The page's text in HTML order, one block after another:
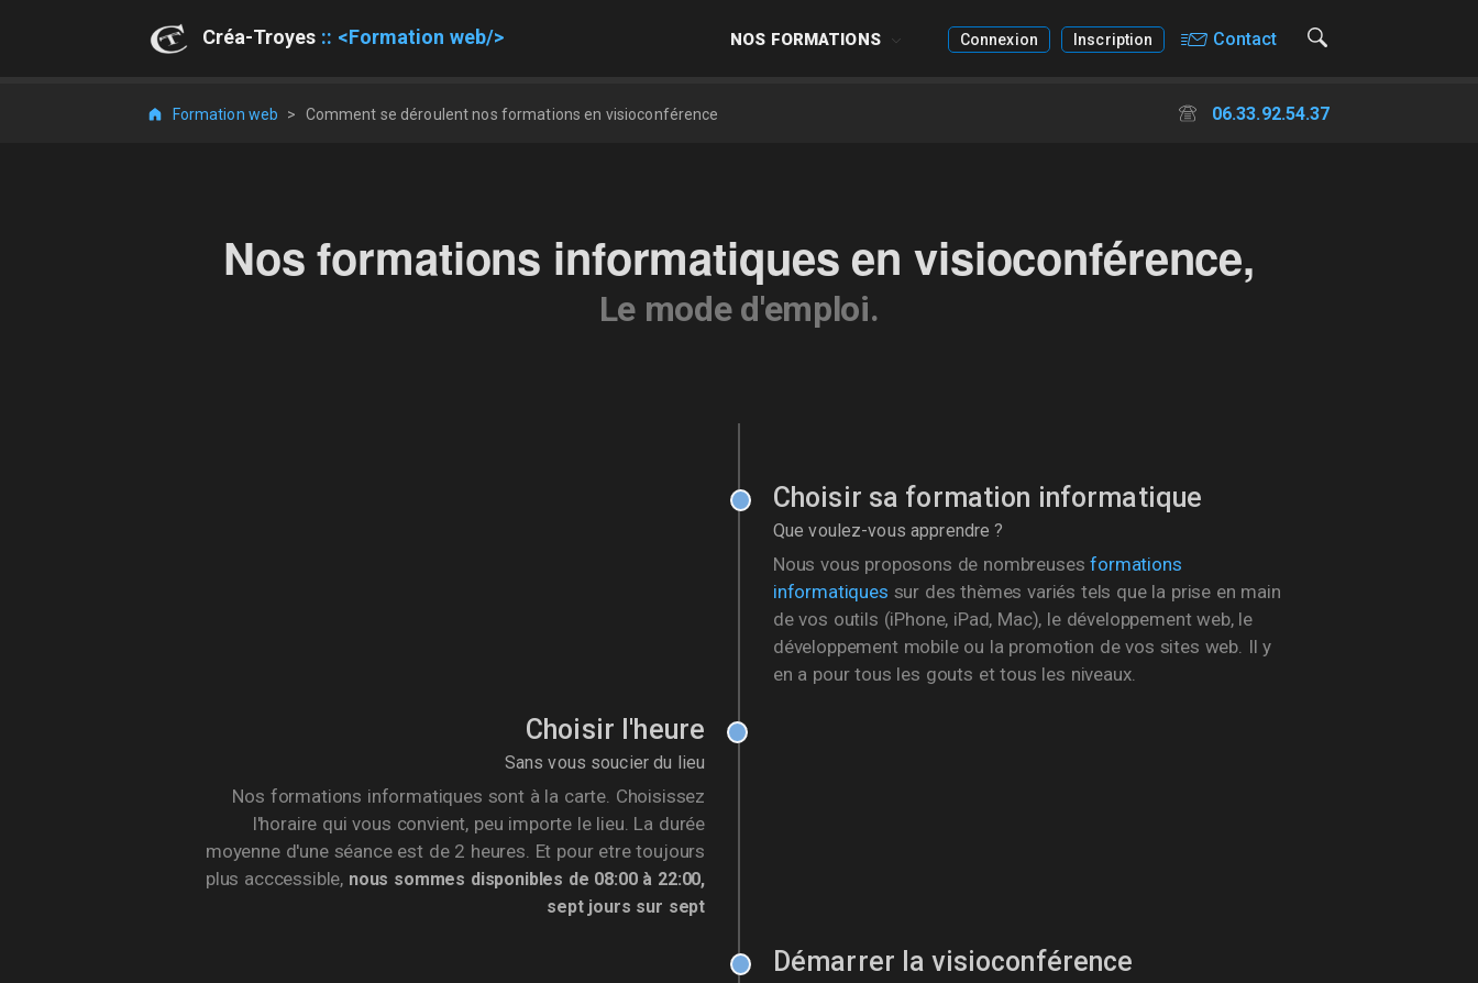
Créa-Troyes Formation web NOS FORMATIONS Connexion Inscription Contact
06.33.92.54.37
Formation web > Comment se déroulent nos formations en visioconférence
Nos formations informatiques en visioconférence,
Le mode d'emploi.
Choisir sa formation informatique
Que voulez-vous apprendre ?
Nous vous proposons de nombreusesformations
informatiques sur des thèmes variés tels que la prise en main
de vos outils (iPhone, iPad, Mac), le développement web, le
développement mobile ou la promotion de vos sites web. Il y
en a pour tous les gouts et tous les niveaux.
Choisir l'heure
Sans vous soucier du lieu
Nos formations informatiques sont à la carte. Choisissez
l'horaire qui vous convient, peu importe le lieu. La durée
moyenne d'une séance est de 2 heures. Et pour etre toujours
plus acccessible, nous sommes disponibles de 08:00 à 22:00,
sept jours sur sept
Démarrer la visioconférence